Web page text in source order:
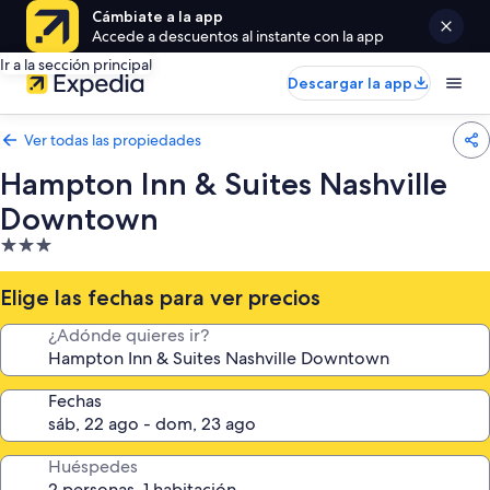
Cámbiate a la app
Accede a descuentos al instante con la app
Ir a la sección principal
Descargar la app
Ver todas las propiedades
Hampton Inn & Suites Nashville
Downtown
Propiedad
de
3.0
estrellas
Elige las fechas para ver precios
¿Adónde quieres ir?
Fechas
Huéspedes